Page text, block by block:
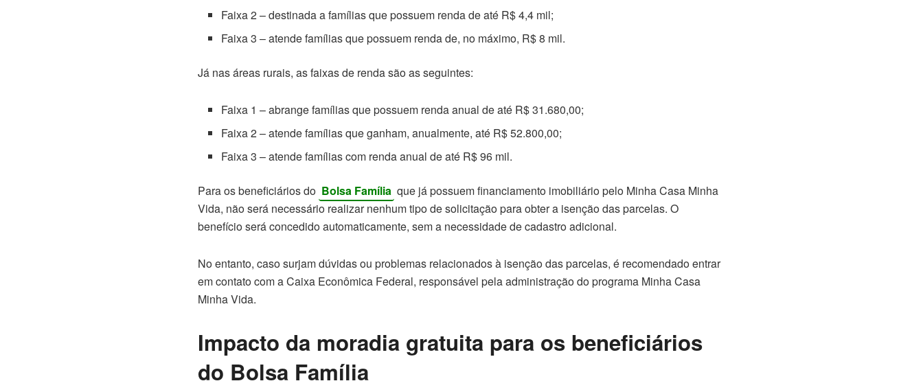
Faixa 2 – destinada a famílias que possuem renda de até R$ 4,4 mil;
Faixa 3 – atende famílias que possuem renda de, no máximo, R$ 8 mil.
Já nas áreas rurais, as faixas de renda são as seguintes:
Faixa 1 – abrange famílias que possuem renda anual de até R$ 31.680,00;
Faixa 2 – atende famílias que ganham, anualmente, até R$ 52.800,00;
Faixa 3 – atende famílias com renda anual de até R$ 96 mil.
Para os beneficiários do Bolsa Família que já possuem financiamento imobiliário pelo Minha Casa Minha
Vida, não será necessário realizar nenhum tipo de solicitação para obter a isenção das parcelas. O
benefício será concedido automaticamente, sem a necessidade de cadastro adicional.
No entanto, caso surjam dúvidas ou problemas relacionados à isenção das parcelas, é recomendado entrar
em contato com a Caixa Econômica Federal, responsável pela administração do programa Minha Casa
Minha Vida.
Impacto da moradia gratuita para os beneficiários
do Bolsa Família